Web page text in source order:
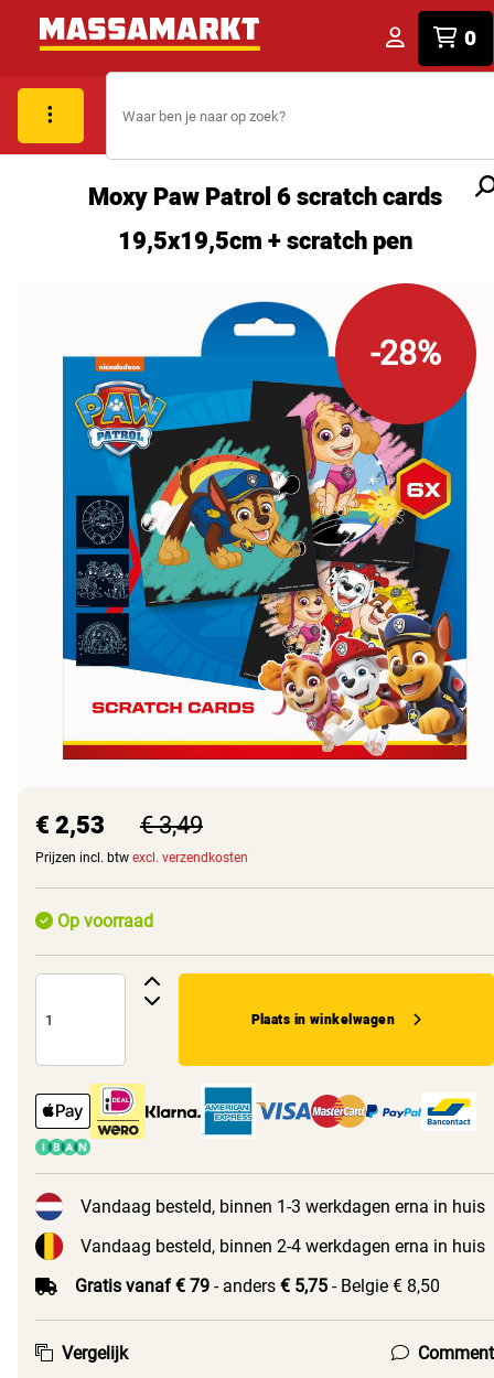
0
Moxy Paw Patrol 6 scratch cards
19,5x19,5cm + scratch pen
-28%
€ 2,53 € 3,49
Prijzen incl. btw excl. verzendkosten
Op voorraad
Plaats in winkelwagen
Vandaag besteld, binnen 1-3 werkdagen erna in huis
Vandaag besteld, binnen 2-4 werkdagen erna in huis
Gratis vanaf € 79 - anders € 5,75 - Belgie € 8,50
Vergelijk Comment